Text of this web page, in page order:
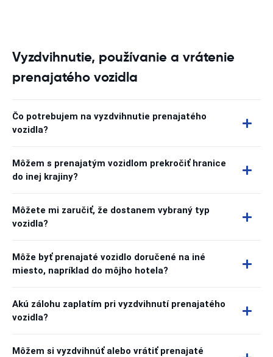
Vyzdvihnutie, používanie a vrátenie
prenajatého vozidla
Čo potrebujem na vyzdvihnutie prenajatého
vozidla?
Môžem s prenajatým vozidlom prekročiť hranice
do inej krajiny?
Môžete mi zaručiť, že dostanem vybraný typ
vozidla?
Môže byť prenajaté vozidlo doručené na iné
miesto, napríklad do môjho hotela?
Akú zálohu zaplatím pri vyzdvihnutí prenajatého
vozidla?
Môžem si vyzdvihnúť alebo vrátiť prenajaté